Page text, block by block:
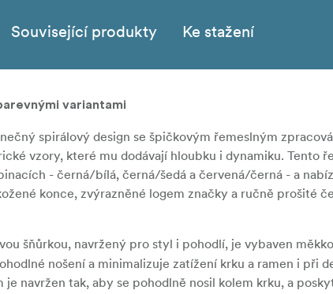
Související produkty Ke stažení
variantami
spirálový design se špičkovým řemeslným
vzory, které mu dodávají hloubku i dynamiku. Tento
- černá/bílá, černá/šedá a červená/černá - a
konce, zvýrazněné logem značky a ručně prošité
šňůrkou, navržený pro styl i pohodlí, je vybaven
nošení a minimalizuje zatížení krku a ramen i při
navržen tak, aby se pohodlně nosil kolem krku, a